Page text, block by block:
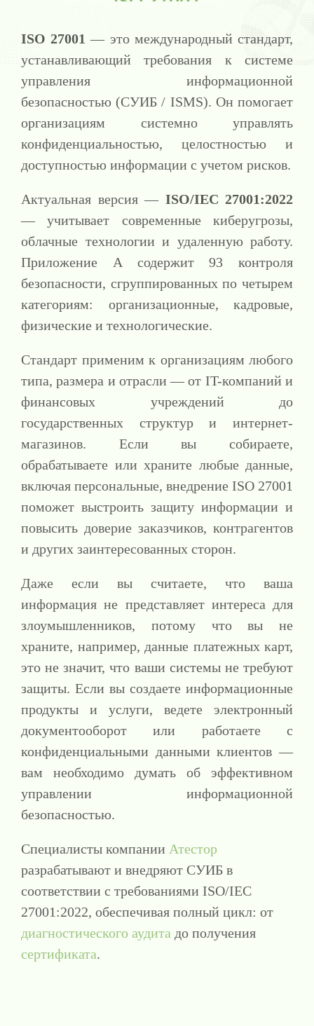
ISO 27001 — это международный стандарт,
устанавливающий требования к системе
управления информационной
безопасностью (СУИБ / ISMS). Он помогает
организациям системно управлять
конфиденциальностью, целостностью и
доступностью информации с учетом рисков.
Актуальная версия — ISO/IEC 27001:2022
— учитывает современные киберугрозы,
облачные технологии и удаленную работу.
Приложение A содержит 93 контроля
безопасности, сгруппированных по четырем
категориям: организационные, кадровые,
физические и технологические.
Стандарт применим к организациям любого
типа, размера и отрасли — от IT-компаний и
финансовых учреждений до
государственных структур и интернет-
магазинов. Если вы собираете,
обрабатываете или храните любые данные,
включая персональные, внедрение ISO 27001
поможет выстроить защиту информации и
повысить доверие заказчиков, контрагентов
и других заинтересованных сторон.
Даже если вы считаете, что ваша
информация не представляет интереса для
злоумышленников, потому что вы не
храните, например, данные платежных карт,
это не значит, что ваши системы не требуют
защиты. Если вы создаете информационные
продукты и услуги, ведете электронный
документооборот или работаете с
конфиденциальными данными клиентов —
вам необходимо думать об эффективном
управлении информационной
безопасностью.
Специалисты компании Атестор
разрабатывают и внедряют СУИБ в
соответствии с требованиями ISO/IEC
27001:2022, обеспечивая полный цикл: от
диагностического аудита до получения
сертификата.